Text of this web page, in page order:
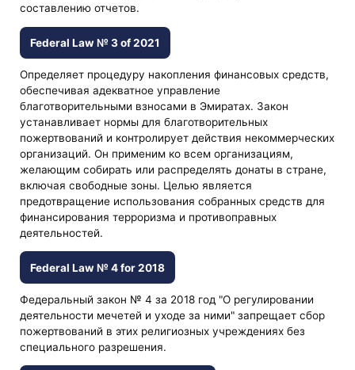
составлению отчетов.
Federal Law № 3 of 2021
Определяет процедуру накопления финансовых средств,
обеспечивая адекватное управление
благотворительными взносами в Эмиратах. Закон
устанавливает нормы для благотворительных
пожертвований и контролирует действия некоммерческих
организаций. Он применим ко всем организациям,
желающим собирать или распределять донаты в стране,
включая свободные зоны. Целью является
предотвращение использования собранных средств для
финансирования терроризма и противоправных
деятельностей.
Federal Law № 4 for 2018
Федеральный закон № 4 за 2018 год "О регулировании
деятельности мечетей и уходе за ними" запрещает сбор
пожертвований в этих религиозных учреждениях без
специального разрешения.